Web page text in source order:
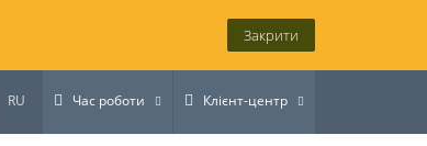
Закрити
RU Час роботи Клієнт-центр